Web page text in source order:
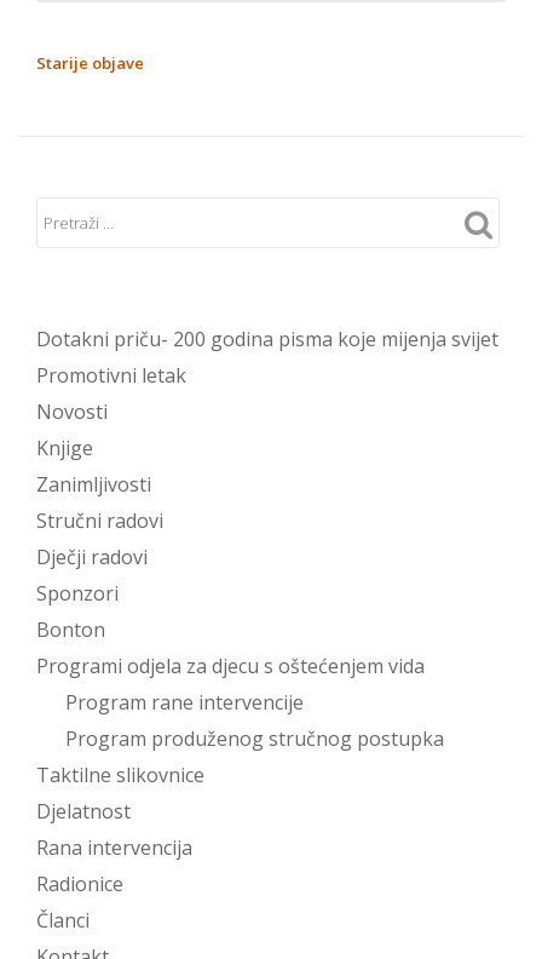
NAVIGACIJA
Starije objave
Dotakni priču- 200 godina pisma koje mijenja svijet
Promotivni letak
Novosti
Knjige
Zanimljivosti
Stručni radovi
Dječji radovi
Sponzori
Bonton
Programi odjela za djecu s oštećenjem vida
Program rane intervencije
Program produženog stručnog postupka
Taktilne slikovnice
Djelatnost
Rana intervencija
Radionice
Članci